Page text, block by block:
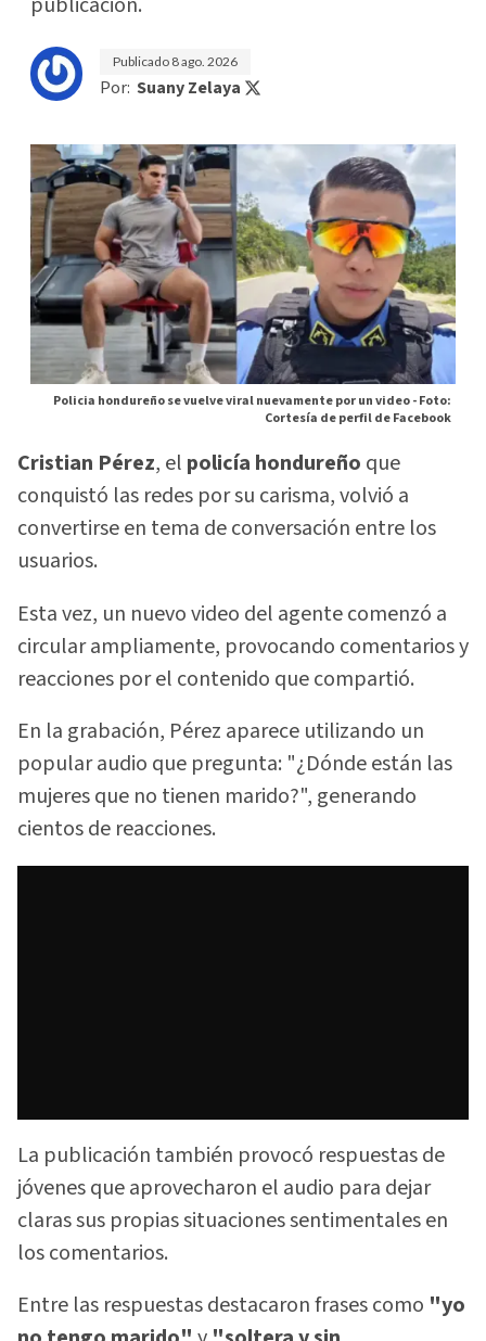
Publicado 8 ago. 2026
Por: Suany Zelaya
Policia hondureño se vuelve viral nuevamente por un video -Foto:
Cortesía de perfil de Facebook
Cristian Pérez, el policía hondureño que
conquistó las redes por su carisma, volvió a
convertirse en tema de conversación entre los
usuarios.
Esta vez, un nuevo video del agente comenzó a
circular ampliamente, provocando comentarios y
reacciones por el contenido que compartió.
En la grabación, Pérez aparece utilizando un
popular audio que pregunta: "¿Dónde están las
mujeres que no tienen marido?", generando
cientos de reacciones.
La publicación también provocó respuestas de
jóvenes que aprovecharon el audio para dejar
claras sus propias situaciones sentimentales en
los comentarios.
Entre las respuestas destacaron frases como "yo